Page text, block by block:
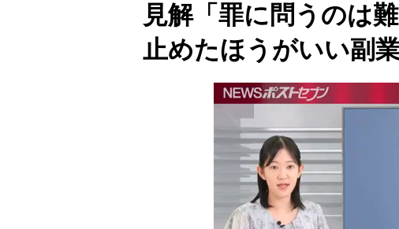
見解「罪に問うのは
止めたほうがいい副業